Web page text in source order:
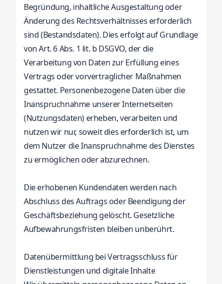
Begründung, inhaltliche Ausgestaltung oder
Änderung des Rechtsverhältnisses erforderlich
sind (Bestandsdaten). Dies erfolgt auf Grundlage
von Art. 6 Abs. 1 lit. b DSGVO, der die
Verarbeitung von Daten zur Erfüllung eines
Vertrags oder vorvertraglicher Maßnahmen
gestattet. Personenbezogene Daten über die
Inanspruchnahme unserer Internetseiten
(Nutzungsdaten) erheben, verarbeiten und
nutzen wir nur, soweit dies erforderlich ist, um
dem Nutzer die Inanspruchnahme des Dienstes
zu ermöglichen oder abzurechnen.
Die erhobenen Kundendaten werden nach
Abschluss des Auftrags oder Beendigung der
Geschäftsbeziehung gelöscht. Gesetzliche
Aufbewahrungsfristen bleiben unberührt.
Datenübermittlung bei Vertragsschluss für
Dienstleistungen und digitale Inhalte